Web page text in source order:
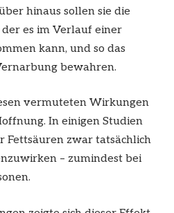
hinaus sollen sie die
es im Verlauf einer
kann, und so das
bewahren.
vermuteten Wirkungen
In einigen Studien
Fettsäuren zwar tatsächlich
– zumindest bei